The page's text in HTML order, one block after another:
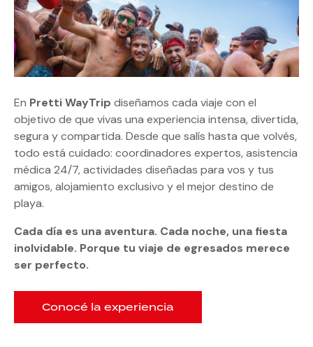
En Pretti WayTrip diseñamos cada viaje con el
objetivo de que vivas una experiencia intensa, divertida,
segura y compartida. Desde que salís hasta que volvés,
todo está cuidado: coordinadores expertos, asistencia
médica 24/7, actividades diseñadas para vos y tus
amigos, alojamiento exclusivo y el mejor destino de
playa.
Cada día es una aventura. Cada noche, una fiesta
inolvidable. Porque tu viaje de egresados merece
ser perfecto.
Conocé la experiencia